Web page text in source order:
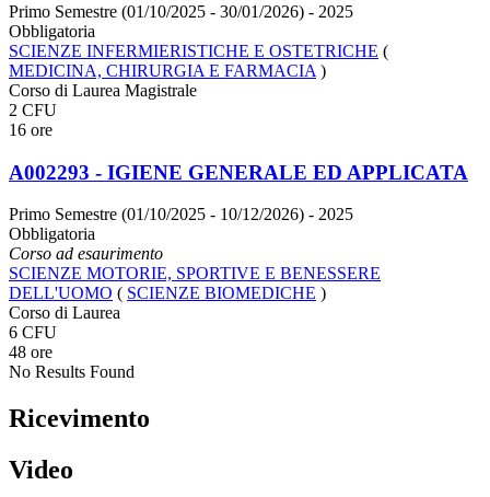
Primo Semestre (01/10/2025 - 30/01/2026) - 2025
Obbligatoria
SCIENZE INFERMIERISTICHE E OSTETRICHE (
MEDICINA, CHIRURGIA E FARMACIA )
Corso di Laurea Magistrale
2 CFU
16 ore
A002293 - IGIENE GENERALE ED APPLICATA
Primo Semestre (01/10/2025 - 10/12/2026) - 2025
Obbligatoria
Corso ad esaurimento
SCIENZE MOTORIE, SPORTIVE E BENESSERE
DELL'UOMO ( SCIENZE BIOMEDICHE )
Corso di Laurea
6 CFU
48 ore
No Results Found
Ricevimento
Video